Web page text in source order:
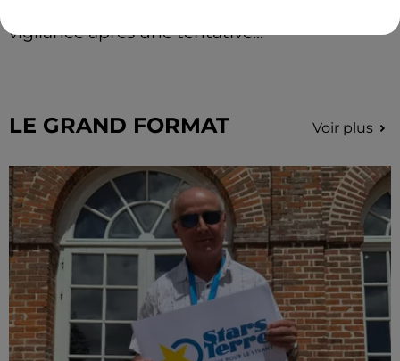
vigilance après une tentative...
LE GRAND FORMAT Voir plus